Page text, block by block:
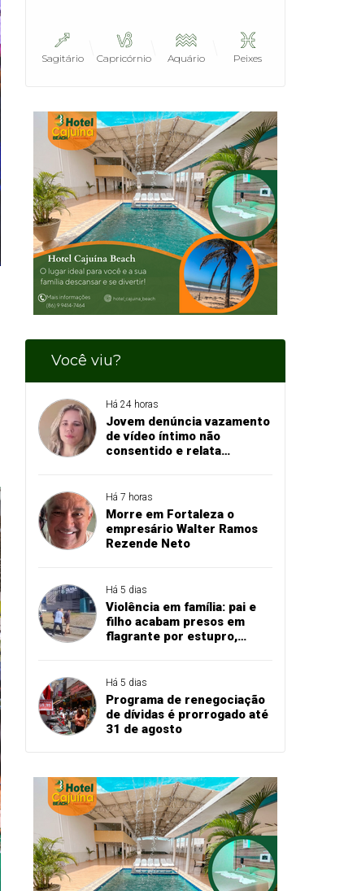
Sagitário Capricórnio Aquário Peixes
Você viu?
Há 24 horas
Jovem denúncia vazamento
de vídeo íntimo não
consentido e relata
Há 7 horas
Morre em Fortaleza o
empresário Walter Ramos
Rezende Neto
Há 5 dias
Violência em família: pai e
filho acabam presos em
flagrante por estupro,
Há 5 dias
Programa de renegociação
de dívidas é prorrogado até
31 de agosto